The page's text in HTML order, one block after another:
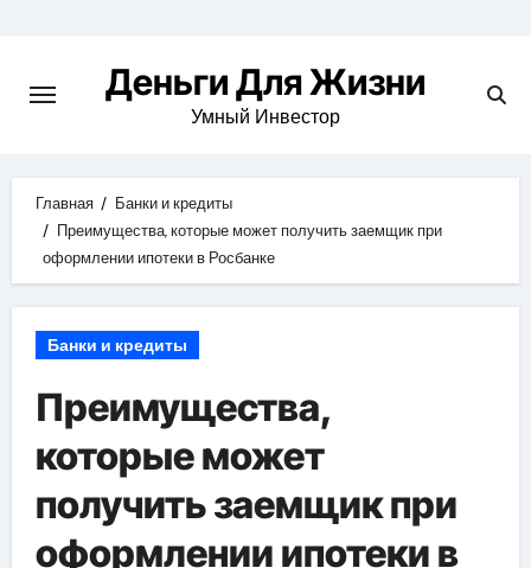
содержимомуДеньги Для Жизни
Умный Инвестор
Главная
Банки и кредиты
Преимущества, которые может получить заемщик при
оформлении ипотеки в Росбанке
Банки и кредиты
Преимущества,
которые может
получить заемщик при
оформлении ипотеки в